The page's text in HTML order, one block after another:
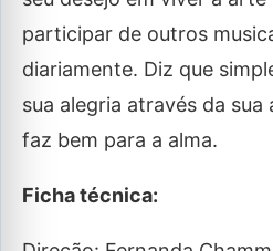
participar de outros
diariamente. Diz que
sua alegria através da
faz bem para a alma.
Ficha técnica: